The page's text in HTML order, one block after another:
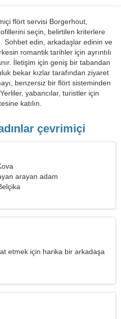
flört servisi Borgerhout,
seçin, belirtilen kriterlere
Sohbet edin, arkadaşlar edinin ve
romantik tarihler için ayrıntılı
İletişim için geniş bir tabandan
bekar kızlar tarafından ziyaret
benzersiz bir flört sisteminden
yabancılar, turistler için
katılın.
çevrimiçi
arayan adam
etmek için harika bir arkadaşa